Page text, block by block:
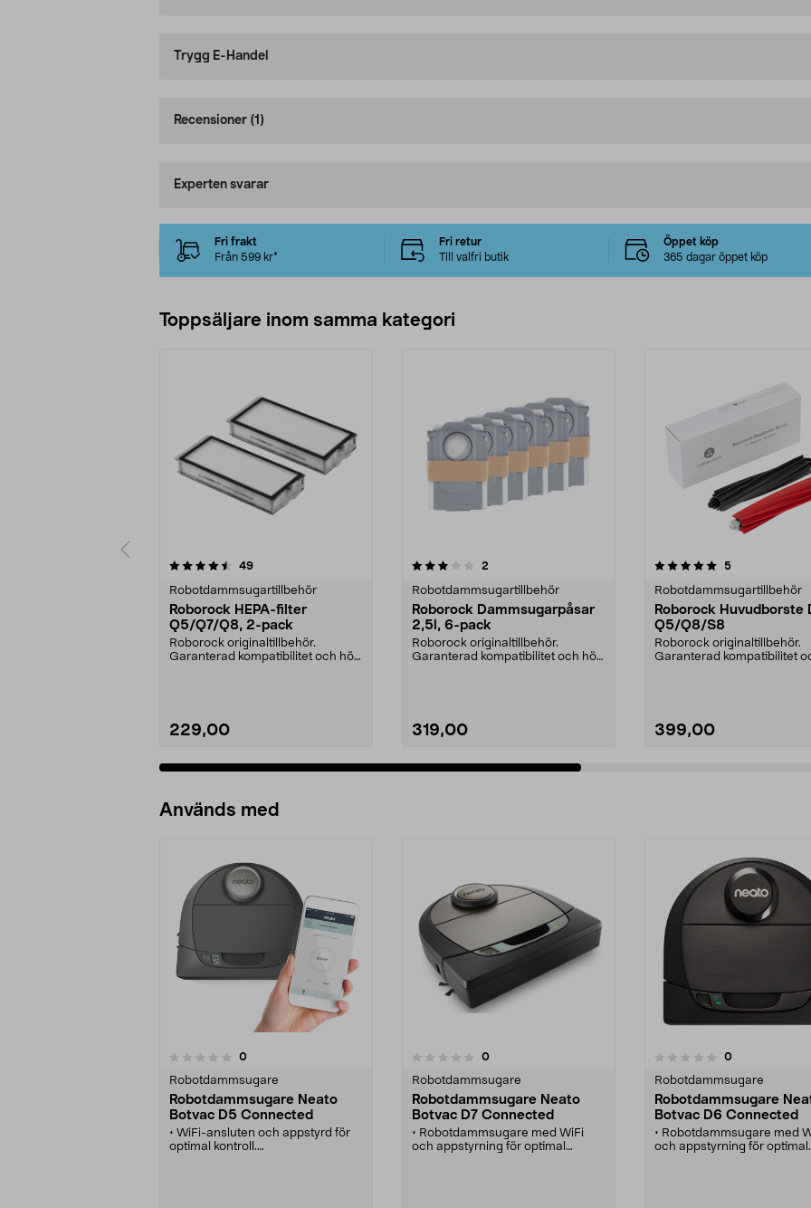
Trygg E-Handel
Recensioner (1)
Experten svarar
Fri frakt
Från 599 kr*
Fri retur
Till valfri butik
Öppet köp
365 dagar öppet köp
Toppsäljare inom samma kategori
49recensioner
Robotdammsugartillbehör
Roborock HEPA-filter
Q5/Q7/Q8, 2-pack
Roborock originaltillbehör.
Garanterad kompatibilitet och hög
229,00
3.0 av 5 stjärnor 2
Robotdammsugartillbehör
Roborock Dammsugarpåsar
2,5l, 6-pack
Roborock originaltillbehör.
Garanterad kompatibilitet och hög
319,00
5.0 av 5 stjärnor 5recensioner
Robotdammsugartillbehör
Roborock Huvudborste
Q5/Q8/S8
Roborock originaltillbehör.
Garanterad kompatibilitet
399,00
4.5 av 5 stjärnor
Används med
0recensioner
Robotdammsugare
Robotdammsugare Neato
Botvac D5 Connected
• WiFi-ansluten och appstyrd för
optimal kontroll.
0.0 av 5 stjärnor 0recensioner
Robotdammsugare
Robotdammsugare Neato
Botvac D7 Connected
• Robotdammsugare med WiFi
och appstyrning för optimal
0.0 av 5 stjärnor 0recensioner
Robotdammsugare
Robotdammsugare
Botvac D6 Connected
• Robotdammsugare med
och appstyrning för optimal